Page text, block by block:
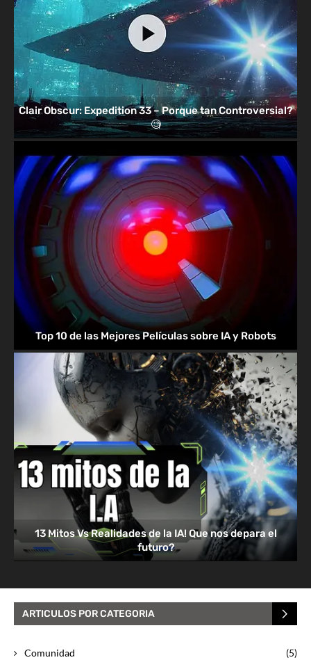
Clair Obscur: Expedition 33 – Porque tan Controversial?
🧐
Top 10 de las Mejores Películas sobre IA y Robots
13 Mitos Vs Realidades de la IA! Que nos depara el
futuro?
ARTICULOS POR CATEGORIA
Comunidad (5)